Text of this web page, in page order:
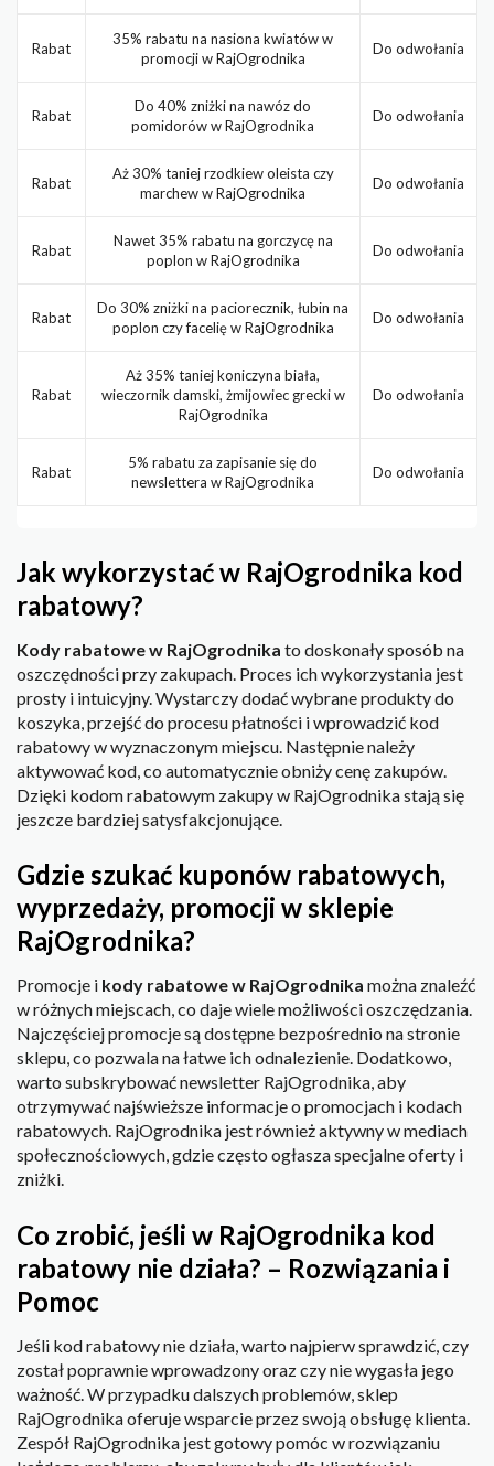
Rabat
35% rabatu na nasiona kwiatów w
promocji w RajOgrodnika
Do odwołania
Rabat
Do 40% zniżki na nawóz do
pomidorów w RajOgrodnika
Do odwołania
Rabat
Aż 30% taniej rzodkiew oleista czy
marchew w RajOgrodnika
Do odwołania
Rabat
Nawet 35% rabatu na gorczycę na
poplon w RajOgrodnika
Do odwołania
Rabat
Do 30% zniżki na paciorecznik, łubin na
poplon czy facelię w RajOgrodnika
Do odwołania
Rabat
Aż 35% taniej koniczyna biała,
wieczornik damski, żmijowiec grecki w
RajOgrodnika
Do odwołania
Rabat
5% rabatu za zapisanie się do
newslettera w RajOgrodnika
Do odwołania
Jak wykorzystać w RajOgrodnika kod
rabatowy?
Kody rabatowe w RajOgrodnika to doskonały sposób na
oszczędności przy zakupach. Proces ich wykorzystania jest
prosty i intuicyjny. Wystarczy dodać wybrane produkty do
koszyka, przejść do procesu płatności i wprowadzić kod
rabatowy w wyznaczonym miejscu. Następnie należy
aktywować kod, co automatycznie obniży cenę zakupów.
Dzięki kodom rabatowym zakupy w RajOgrodnika stają się
jeszcze bardziej satysfakcjonujące.
Gdzie szukać kuponów rabatowych,
wyprzedaży, promocji w sklepie
RajOgrodnika?
Promocje i kody rabatowe w RajOgrodnika można znaleźć
w różnych miejscach, co daje wiele możliwości oszczędzania.
Najczęściej promocje są dostępne bezpośrednio na stronie
sklepu, co pozwala na łatwe ich odnalezienie. Dodatkowo,
warto subskrybować newsletter RajOgrodnika, aby
otrzymywać najświeższe informacje o promocjach i kodach
rabatowych. RajOgrodnika jest również aktywny w mediach
społecznościowych, gdzie często ogłasza specjalne oferty i
zniżki.
Co zrobić, jeśli w RajOgrodnika kod
rabatowy nie działa? – Rozwiązania i
Pomoc
Jeśli kod rabatowy nie działa, warto najpierw sprawdzić, czy
został poprawnie wprowadzony oraz czy nie wygasła jego
ważność. W przypadku dalszych problemów, sklep
RajOgrodnika oferuje wsparcie przez swoją obsługę klienta.
Zespół RajOgrodnika jest gotowy pomóc w rozwiązaniu